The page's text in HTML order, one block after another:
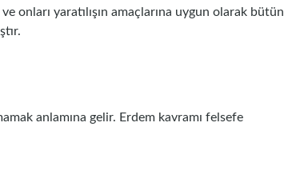
onları yaratılışın amaçlarına uygun olarak bütün
anlamına gelir. Erdem kavramı felsefe